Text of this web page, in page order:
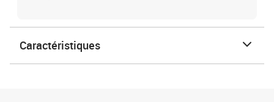
Caractéristiques